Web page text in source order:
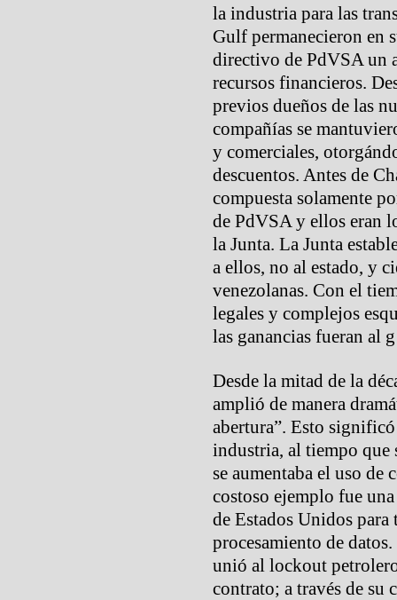
la industria para las
Gulf permanecieron en
directivo de PdVSA un
recursos financieros.
previos dueños de las
compañías se
y comerciales,
descuentos. Antes de
compuesta solamente
de PdVSA y ellos eran
la Junta. La Junta
a ellos, no al estado, y
venezolanas. Con el
legales y complejos
las ganancias fueran al
Desde la mitad de la
amplió de manera
abertura”. Esto
industria, al tiempo que
se aumentaba el uso de
costoso ejemplo fue
de Estados Unidos para
procesamiento de
unió al lockout
contrato; a través de